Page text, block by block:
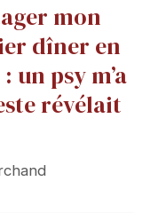
mon
dîner en
un psy m’a
révélait